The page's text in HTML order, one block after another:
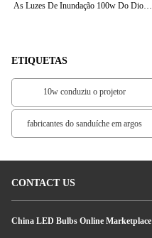
As Luzes De Inundação 100w Do Diodo
ETIQUETAS
10w conduziu o projetor
fabricantes do sanduíche em argos
CONTACT US
China LED Bulbs Online Marketplace